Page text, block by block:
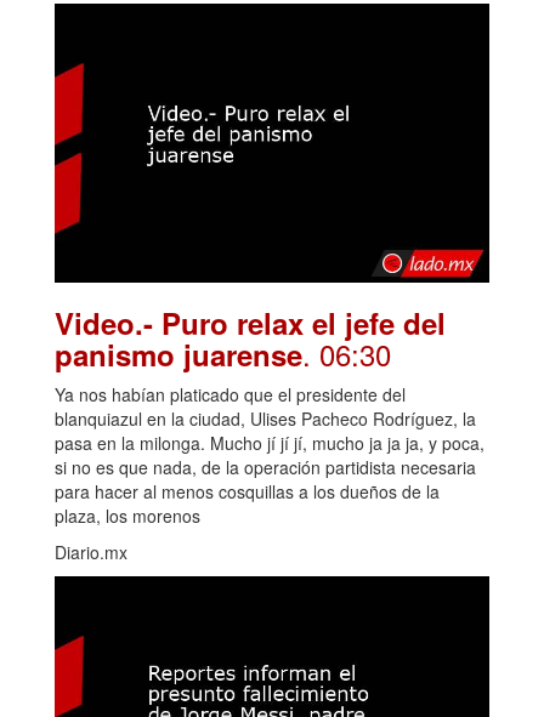
Video.- Puro relax el jefe del
panismo juarense. 06:30
Ya nos habían platicado que el presidente del
blanquiazul en la ciudad, Ulises Pacheco Rodríguez, la
pasa en la milonga. Mucho jí jí jí, mucho ja ja ja, y poca,
si no es que nada, de la operación partidista necesaria
para hacer al menos cosquillas a los dueños de la
plaza, los morenos
Diario.mx